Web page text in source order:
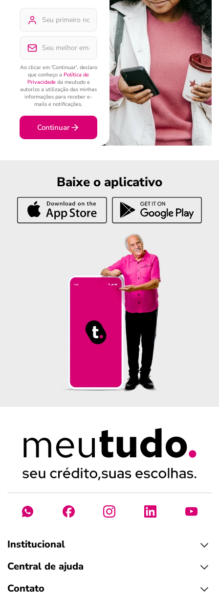
Ao clicar em 'Continuar', declaro
que conheço a Política de
Privacidadeda meutudo e
autorizo a utilização das minhas
informações para receber e-
mails e notificações.
Continuar
Baixe o aplicativo
Institucional
Central de ajuda
Contato